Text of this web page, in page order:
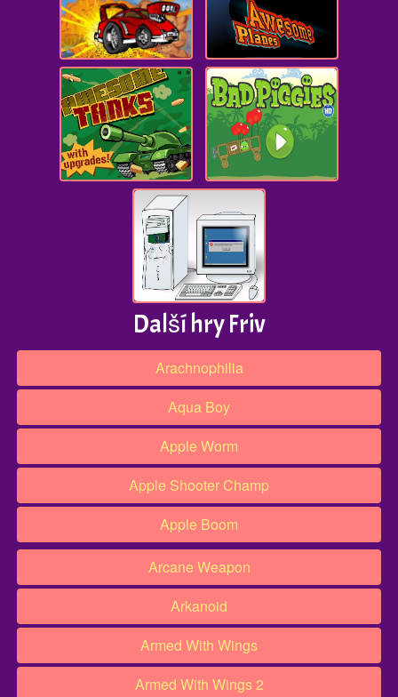
Další hry Friv
Arachnophilia
Aqua Boy
Apple Worm
Apple Shooter Champ
Apple Boom
Arcane Weapon
Arkanoid
Armed With Wings
Armed With Wings 2